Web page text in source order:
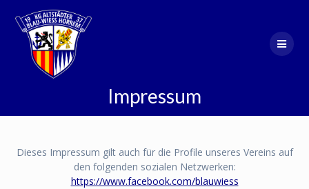
Impressum
Dieses Impressum gilt auch für die Profile unseres Vereins auf
den folgenden sozialen Netzwerken:
https://www.facebook.com/blauwiess